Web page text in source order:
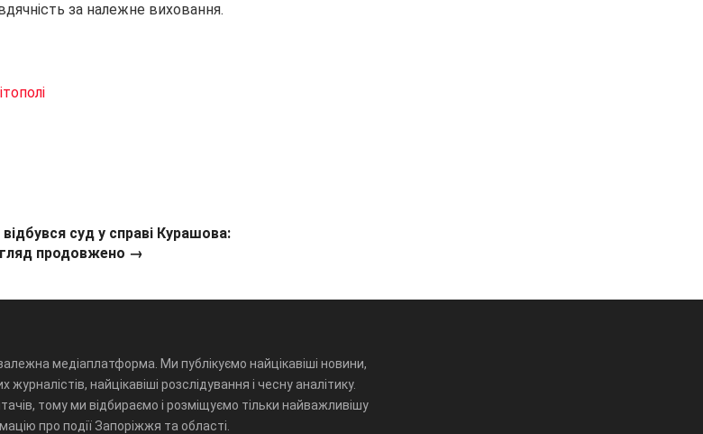
за належне виховання.
суд у справі Курашова:
продовжено →
медіаплатформа. Ми публікуємо найцікавіші новини,
журналістів, найцікавіші розслідування і чесну аналітику.
тому ми відбираємо і розміщуємо тільки найважливішу
про події Запоріжжя та області.